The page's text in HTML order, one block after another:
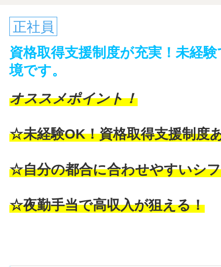
正社員
資格取得支援制度が充実！未経
境です。
オススメポイント！
☆未経験OK！資格取得支援制度
☆自分の都合に合わせやすいシ
☆夜勤手当で高収入が狙える！